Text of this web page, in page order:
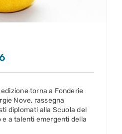
torna a Fonderie
Nove, rassegna
diplomati alla Scuola del
e a talenti emergenti della